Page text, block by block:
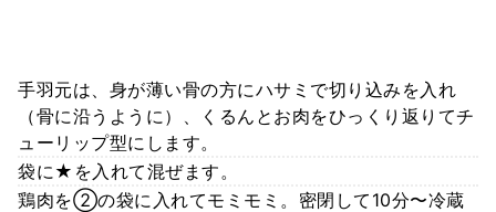
手羽元は、身が薄い骨の方にハサミで切り込みを入れ
（骨に沿うように）、くるんとお肉をひっくり返りてチ
ューリップ型にします。
袋に★を入れて混ぜます。
鶏肉を②の袋に入れてモミモミ。密閉して10分〜冷蔵